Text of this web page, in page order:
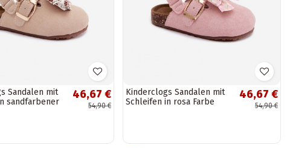
Sandalen mit
sandfarbener
46,67 €
54,90 €
Kinderclogs Sandalen mit
Schleifen in rosa Farbe
46,67 €
54,90 €